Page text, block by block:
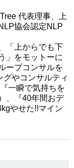
代表理事、上
協会認定NLP
「上からでも下
」をモットーに
ープコンサルを
やコンサルティ
一瞬で気持ちを
、『40年間おデ
やせた!!マイン